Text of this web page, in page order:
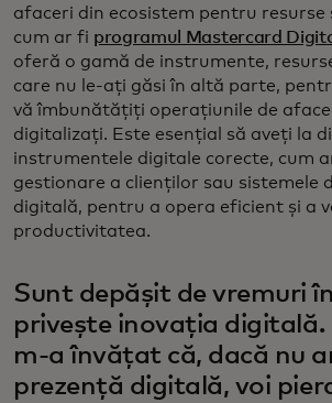
afaceri din ecosistem pentru resurse
cum ar fi programul Mastercard
oferă o gamă de instrumente,
care nu le-ați găsi în altă parte,
vă îmbunătățiți operațiunile de
digitalizați. Este esențial să aveți la
instrumentele digitale corecte, cum
gestionare a clienților sau sistemele
digitală, pentru a opera eficient și a
productivitatea.
Sunt depășit de vremuri
privește inovația digitală.
m-a învățat că, dacă nu
prezență digitală, voi